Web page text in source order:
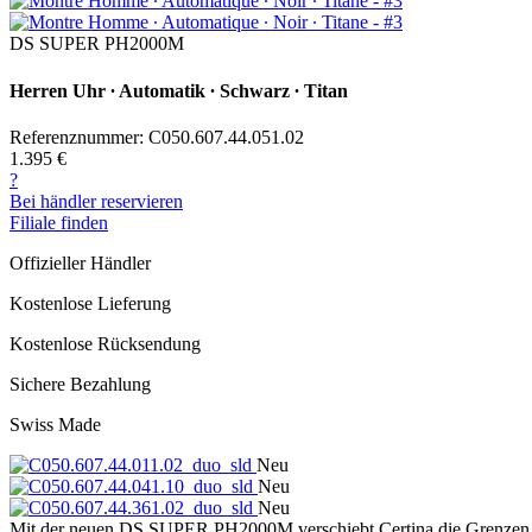
DS SUPER PH2000M
Herren Uhr ∙ Automatik ∙ Schwarz ∙ Titan
Referenznummer: C050.607.44.051.02
1.395 €
?
Bei händler reservieren
Filiale finden
Offizieller Händler
Kostenlose Lieferung
Kostenlose Rücksendung
Sichere Bezahlung
Swiss Made
Neu
Neu
Neu